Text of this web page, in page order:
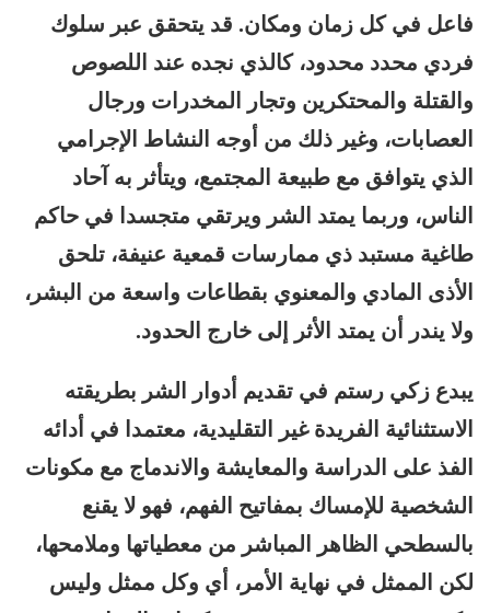
فاعل في كل زمان ومكان. قد يتحقق عبر سلوك
فردي محدد محدود، كالذي نجده عند اللصوص
والقتلة والمحتكرين وتجار المخدرات ورجال
العصابات، وغير ذلك من أوجه النشاط الإجرامي
الذي يتوافق مع طبيعة المجتمع، ويتأثر به آحاد
الناس، وربما يمتد الشر ويرتقي متجسدا في حاكم
طاغية مستبد ذي ممارسات قمعية عنيفة، تلحق
الأذى المادي والمعنوي بقطاعات واسعة من البشر،
ولا يندر أن يمتد الأثر إلى خارج الحدود.
يبدع زكي رستم في تقديم أدوار الشر بطريقته
الاستثنائية الفريدة غير التقليدية، معتمدا في أدائه
الفذ على الدراسة والمعايشة والاندماج مع مكونات
الشخصية للإمساك بمفاتيح الفهم، فهو لا يقنع
بالسطحي الظاهر المباشر من معطياتها وملامحها،
لكن الممثل في نهاية الأمر، أي وكل ممثل وليس